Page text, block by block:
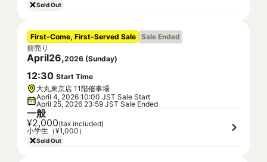
Sold Out
First-Come, First-Served Sale Sale Ended
前売り
April26,2026 (Sunday)
12:30 Start Time
大丸東京店 11階催事場
April 4, 2026 10:00 JST Sale Start
April 25, 2026 23:59 JST Sale Ended
一般
¥2,000(tax included)
小学生（¥1,000）
Sold Out